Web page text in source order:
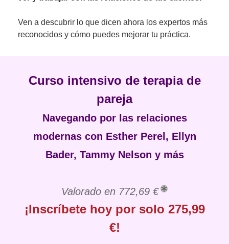
Ven a descubrir lo que dicen ahora los expertos más
reconocidos y cómo puedes mejorar tu práctica.
Curso intensivo de terapia de
pareja
Navegando por las relaciones
modernas con Esther Perel, Ellyn
Bader, Tammy Nelson y más
Valorado en 772,69 €
¡Inscríbete hoy por solo 275,99
€!